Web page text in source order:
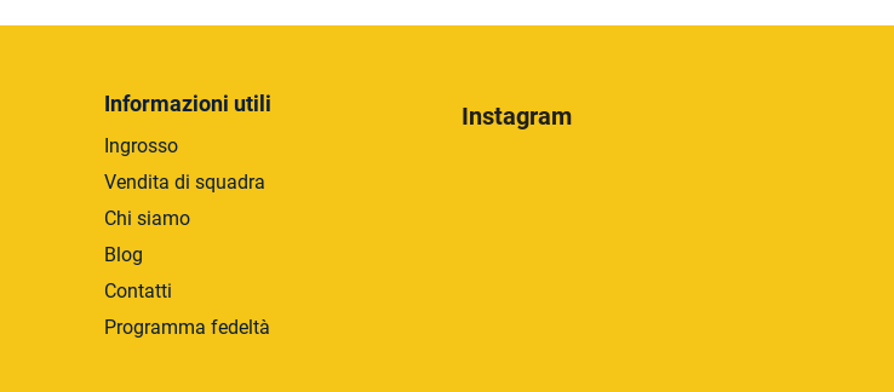
i
Informazioni utili
Ingrosso
Vendita di squadra
Chi siamo
Blog
Contatti
Programma fedeltà
Instagram